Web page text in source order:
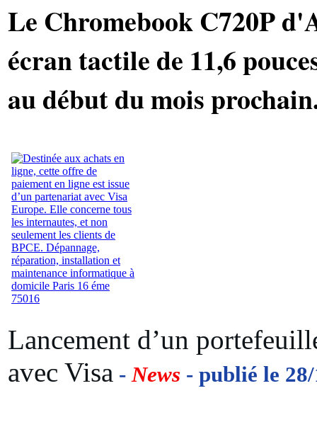
Le Chromebook C720P
écran tactile de 11,6
au début du mois
Lancement d’un
avec Visa - News - publié le